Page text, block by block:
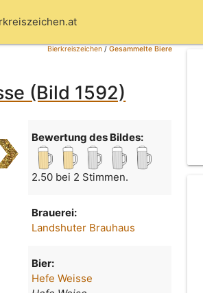
Bierkreiszeichen/Gesammelte Biere
(Bild 1592)
Bewertung des Bildes:
2.50 bei 2 Stimmen.
Brauerei:
Landshuter Brauhaus
Bier:
Hefe Weisse